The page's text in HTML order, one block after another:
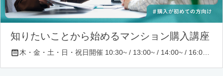
知りたいことから始めるマンション購入講座
木・金・土・日・祝日開催 10:30~ / 13:00~ / 14:00~ / 16:00~ / 17:00~/ 18:30~/ 19:30~